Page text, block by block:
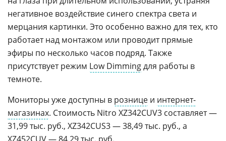
негативное воздействие синего спектра света и
мерцания картинки. Это особенно важно для тех, кто
работает над монтажом или проводит прямые
эфиры по несколько часов подряд. Также
присутствует режим Low Dimmingдля работы в
темноте.
Мониторы уже доступны в рознице и интернет-
магазинах. Стоимость Nitro XZ342CUV3 составляет —
31,99 тыс. руб., XZ342CUS3 — 38,49 тыс. руб., а